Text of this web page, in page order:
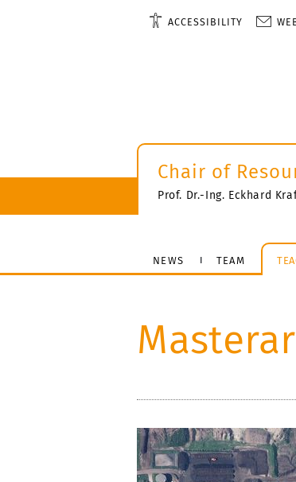
ACCESSIBILITY
Chair of
Prof. Dr.-Ing. Eckhard
NEWS TEAM